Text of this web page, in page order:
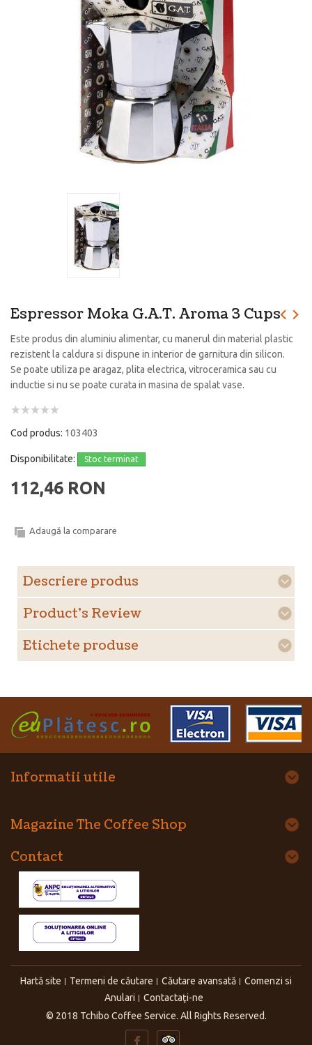
Espressor Moka G.A.T. Aroma 3 Cups
Este produs din aluminiu alimentar, cu manerul din material plastic
rezistent la caldura si dispune in interior de garnitura din silicon.
Se poate utiliza pe aragaz, plita electrica, vitroceramica sau cu
inductie si nu se poate curata in masina de spalat vase.
Cod produs: 103403
Disponibilitate: Stoc terminat
112,46 RON
Adaugă la comparare
Descriere produs
Product's Review
Etichete produse
Informatii utile
Magazine The Coffee Shop
Contact
Hartă site Termeni de căutare Căutare avansată
Comenzi si
Anulari
Contactaţi-ne
© 2018 Tchibo Coffee Service. All Rights Reserved.